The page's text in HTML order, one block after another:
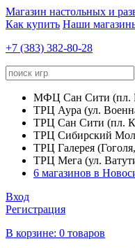
Магазин настольных и
Как купить Наши
+7 (383) 382-80-28
МФЦ Сан Сити (пл.
ТРЦ Аура (ул.
ТРЦ Сан Сити (пл.
ТРЦ Сибирский
ТРЦ Галерея
ТРЦ Мега (ул.
6 магазинов в
Вход
Регистрация
В корзине: 0 товаров